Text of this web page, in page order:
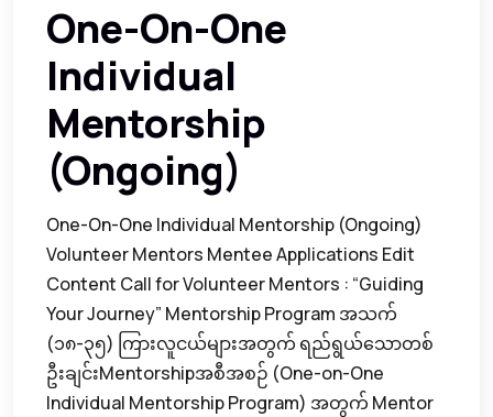
One-On-One
Individual
Mentorship
(Ongoing)
One-On-One Individual Mentorship (Ongoing)
Volunteer Mentors Mentee Applications Edit
Content Call for Volunteer Mentors : “Guiding
Your Journey” Mentorship Program အသက်
(၁၈-၃၅) ကြားလူငယ်များအတွက် ရည်ရွယ်သောတစ်
ဦးချင်းMentorshipအစီအစဉ် (One-on-One
Individual Mentorship Program) အတွက် Mentor